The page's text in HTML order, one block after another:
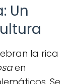
Un
la rica
en